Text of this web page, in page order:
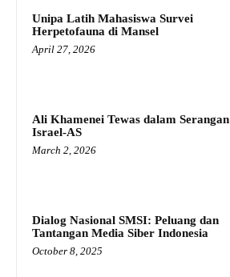
Unipa Latih Mahasiswa Survei
Herpetofauna di Mansel
April 27, 2026
Ali Khamenei Tewas dalam Serangan
Israel-AS
March 2, 2026
Dialog Nasional SMSI: Peluang dan
Tantangan Media Siber Indonesia
October 8, 2025